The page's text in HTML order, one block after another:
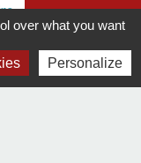
over what you want
Personalize